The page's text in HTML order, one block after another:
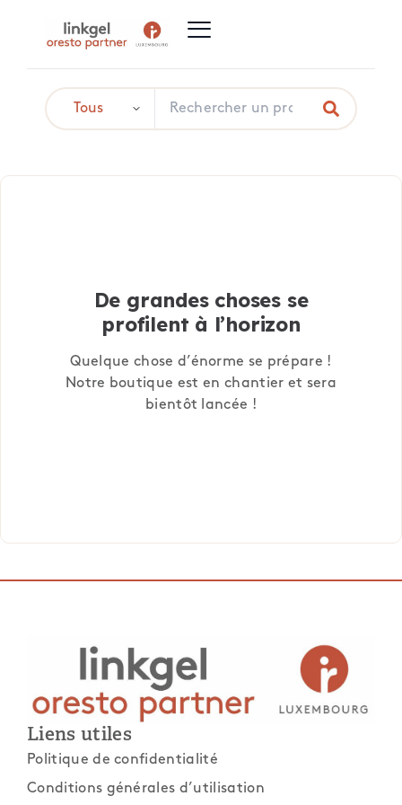
De grandes choses se
profilent à l’horizon
Quelque chose d’énorme se prépare !
Notre boutique est en chantier et sera
bientôt lancée !
Liens utiles
Politique de confidentialité
Conditions générales d’utilisation